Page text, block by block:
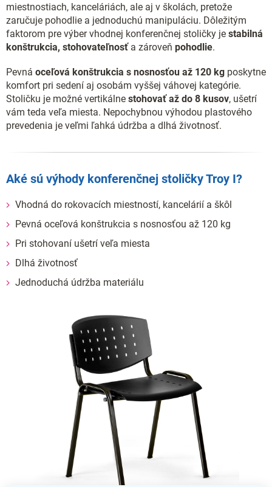
miestnostiach, kanceláriách, ale aj v školách, pretože
zaručuje pohodlie a jednoduchú manipuláciu. Dôležitým
faktorom pre výber vhodnej konferenčnej stoličky je stabilná
konštrukcia, stohovateľnosťa zároveň pohodlie.
Pevná oceľová konštrukcia s nosnosťou až 120 kg poskytne
komfort pri sedení aj osobám vyššej váhovej kategórie.
Stoličku je možné vertikálne stohovať až do 8 kusov, ušetrí
vám teda veľa miesta. Nepochybnou výhodou plastového
prevedenia je veľmi ľahká údržba a dlhá životnosť.
Aké sú výhody konferenčnej stoličky Troy I?
Vhodná do rokovacích miestností, kancelárií a škôl
Pevná oceľová konštrukcia s nosnosťou až 120 kg
Pri stohovaní ušetrí veľa miesta
Dlhá životnosť
Jednoduchá údržba materiálu